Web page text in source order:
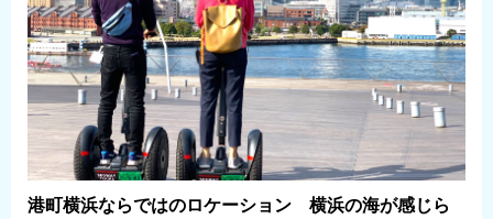
港町横浜ならではのロケーション 横浜の海が感じら